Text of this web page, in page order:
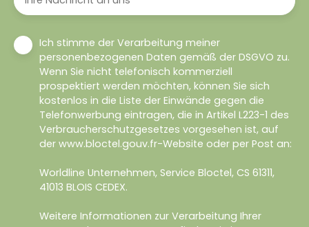
Ich stimme der Verarbeitung meiner
personenbezogenen Daten gemäß der DSGVO zu.
Wenn Sie nicht telefonisch kommerziell
prospektiert werden möchten, können Sie sich
kostenlos in die Liste der Einwände gegen die
Telefonwerbung eintragen, die in Artikel L223-1 des
Verbraucherschutzgesetzes vorgesehen ist, auf
der www.bloctel.gouv.fr-Website oder per Post an:
Worldline Unternehmen, Service Bloctel, CS 61311,
41013 BLOIS CEDEX.
Weitere Informationen zur Verarbeitung Ihrer